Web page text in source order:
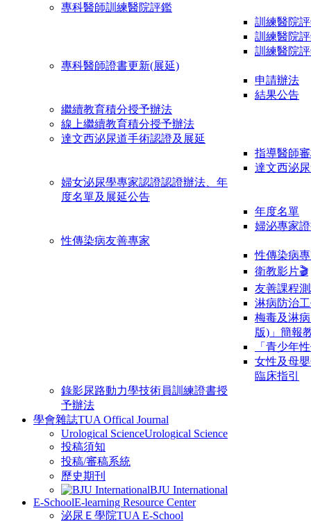
專科醫師訓練醫院評鑑
訓練醫院
訓練醫院
訓練醫院
專科醫師證書更新(展延)
申請辦法
結果公告
繼續教育積分授予辦法
線上繼續教育積分授予辦法
達文西泌尿道手術認證及展延
指導醫師
達文西泌
婦女泌尿學專家認證認證辦法、年
度名單及展延公告
年度名單
婦泌專家
性傳染病友善專家
性傳染病
衛教影片🎬
友善課程
淋病防治
梅毒及淋
版)」簡報
「青少年
女性及母
臨床指引
錄影尿路動力學技術員訓練證書授
予辦法
學會雜誌TUA Offical Journal
Urological ScienceUrological Science
投稿須知
投稿/審稿系統
歷史期刊
BJU International
E-SchoolE-learning Resource Center
泌尿Ｅ學院TUA E-School